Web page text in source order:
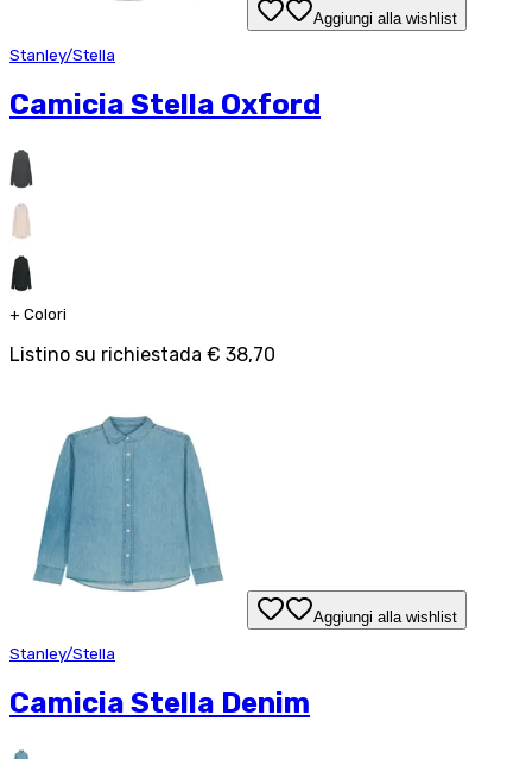
Aggiungi alla wishlist
Stanley/Stella
Camicia Stella Oxford
+ Colori
Listino su richiestada € 38,70
Aggiungi alla wishlist
Stanley/Stella
Camicia Stella Denim